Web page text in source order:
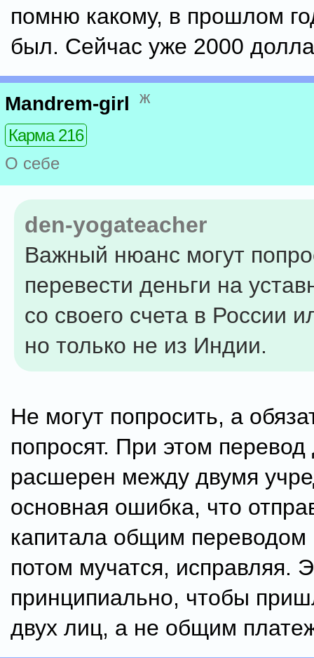
помню какому, в прошлом
был. Сейчас уже 2000
Mandrem-girl ж
Карма 216
О себе
den-yogateacher
Важный нюанс могут
перевести деньги на
со своего счета в России
но только не из Индии.
Не могут попросить, а
попросят. При этом
расшерен между двумя
основная ошибка, что
капитала общим переводом
потом мучатся, исправляя.
принципиально, чтобы
двух лиц, а не общим